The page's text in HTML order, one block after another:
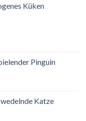
Küken
Pinguin
Katze